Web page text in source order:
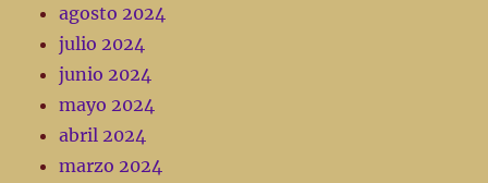
agosto 2024
julio 2024
junio 2024
mayo 2024
abril 2024
marzo 2024